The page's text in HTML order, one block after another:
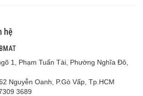
hệ
1, Phạm Tuấn Tài, Phường Nghĩa Đô,
Nguyễn Oanh, P.Gò Vấp, Tp.HCM
3689